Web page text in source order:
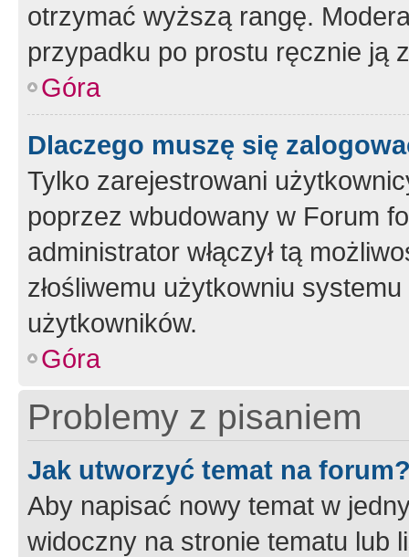
otrzymać wyższą rangę.
przypadku po prostu ręcznie ją
Góra
Dlaczego muszę się
Tylko zarejestrowani
poprzez wbudowany w Forum
administrator włączył tą
złośliwemu użytkowniu
użytkowników.
Góra
Problemy z pisaniem
Jak utworzyć temat na
Aby napisać nowy temat w
widoczny na stronie tematu lub